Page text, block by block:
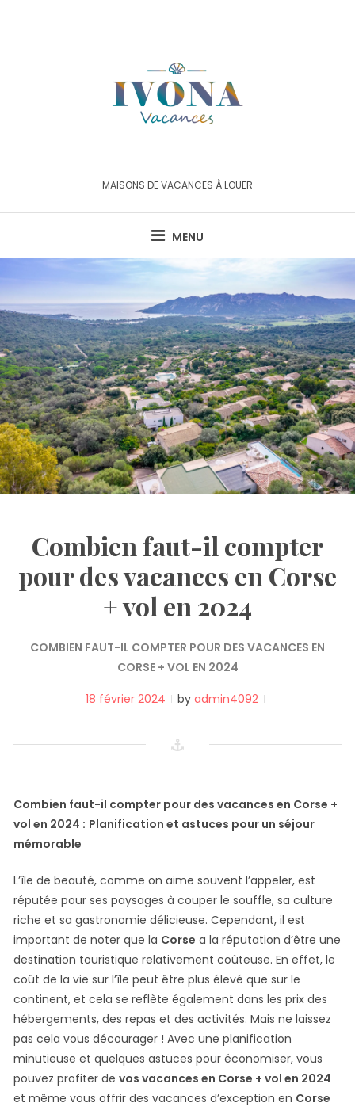
MAISONS DE VACANCES À LOUER
MENU
Combien faut-il compter
pour des vacances en Corse
+ vol en 2024
COMBIEN FAUT-IL COMPTER POUR DES VACANCES EN
CORSE + VOL EN 2024
18 février 2024 by admin4092
Combien faut-il compter pour des vacances en Corse +
vol en 2024 : Planification et astuces pour un séjour
mémorable
L’île de beauté, comme on aime souvent l’appeler, est
réputée pour ses paysages à couper le souffle, sa culture
riche et sa gastronomie délicieuse. Cependant, il est
important de noter que la Corse a la réputation d’être une
destination touristique relativement coûteuse. En effet, le
coût de la vie sur l’île peut être plus élevé que sur le
continent, et cela se reflète également dans les prix des
hébergements, des repas et des activités. Mais ne laissez
pas cela vous décourager ! Avec une planification
minutieuse et quelques astuces pour économiser, vous
pouvez profiter de vos vacances en Corse + vol en 2024
et même vous offrir des vacances d’exception en Corse